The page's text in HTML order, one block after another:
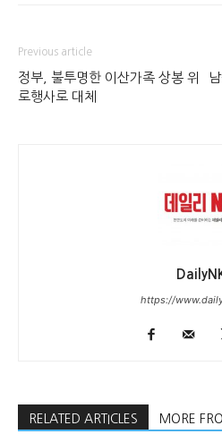
Previous article
정부, 불투명한 이산가족 상봉 위
로행사로 대체
https://
RELATED ARTICLES MORE